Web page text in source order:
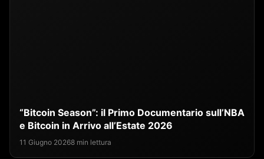
“Bitcoin Season”: il Primo Documentario sull’NBA
e Bitcoin in Arrivo all’Estate 2026
11 Giugno 20268 min lettura